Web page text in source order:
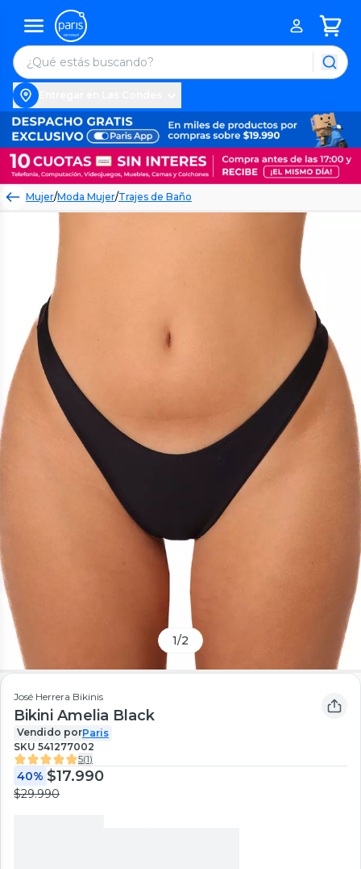
Mujer/Moda Mujer/Trajes de Baño
1/2
José Herrera Bikinis
Bikini Amelia Black
Vendido porParis
SKU 541277002
5(1)
40% $17.990
$29.990